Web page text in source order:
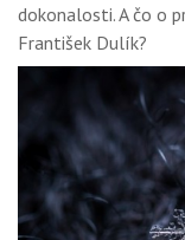
dokonalosti. A čo o
František Dulík?